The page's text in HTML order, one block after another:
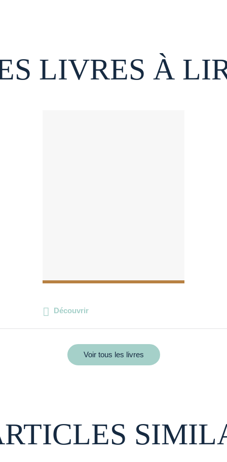
LIVRES À
Découvrir
Voir tous les livres